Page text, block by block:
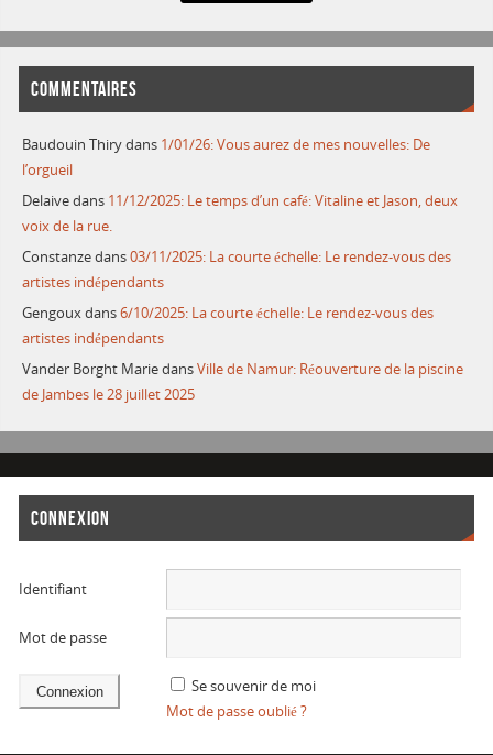
COMMENTAIRES
Baudouin Thirydans 1/01/26: Vous aurez de mes nouvelles: De
l’orgueil
Delaivedans 11/12/2025: Le temps d’un café: Vitaline et Jason, deux
voix de la rue.
Constanzedans03/11/2025: La courte échelle: Le rendez-vous des
artistes indépendants
Gengouxdans6/10/2025: La courte échelle: Le rendez-vous des
artistes indépendants
Vander Borght MariedansVille de Namur: Réouverture de la piscine
de Jambes le 28 juillet 2025
CONNEXION
Identifiant
Mot de passe
Se souvenir de moi
Mot de passe oublié ?